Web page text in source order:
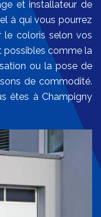
et installateur de
à qui vous pourrez
le coloris selon vos
possibles comme la
ou la pose de
de commodité.
êtes à Champigny